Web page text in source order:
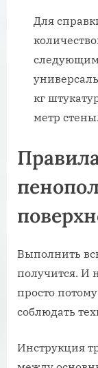
Для
кг
метр стены.
Выполнить
получится. И
просто
соблюдать
Инструкция